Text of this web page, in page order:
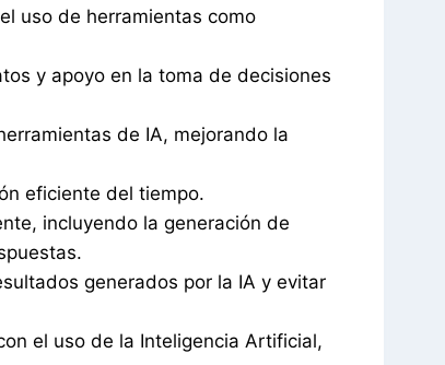
uso de herramientas como
y apoyo en la toma de decisiones
de IA, mejorando la
eficiente del tiempo.
incluyendo la generación de
generados por la IA y evitar
el uso de la Inteligencia Artificial,